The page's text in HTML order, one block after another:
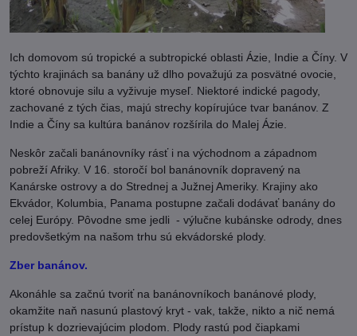
Ich domovom sú tropické a subtropické oblasti Ázie, Indie a Číny. V
týchto krajinách sa banány už dlho považujú za posvätné ovocie,
ktoré obnovuje silu a vyživuje myseľ. Niektoré indické pagody,
zachované z tých čias, majú strechy kopírujúce tvar banánov. Z
Indie a Číny sa kultúra banánov rozšírila do Malej Ázie.
Neskôr začali banánovníky rásť i na východnom a západnom
pobreží Afriky. V 16. storočí bol banánovník dopravený na
Kanárske ostrovy a do Strednej a Južnej Ameriky. Krajiny ako
Ekvádor, Kolumbia, Panama postupne začali dodávať banány do
celej Európy. Pôvodne sme jedli - výlučne kubánske odrody, dnes
predovšetkým na našom trhu sú ekvádorské plody.
Zber banánov.
Akonáhle sa začnú tvoriť na banánovníkoch banánové plody,
okamžite naň nasunú plastový kryt - vak, takže, nikto a nič nemá
prístup k dozrievajúcim plodom. Plody rastú pod čiapkami